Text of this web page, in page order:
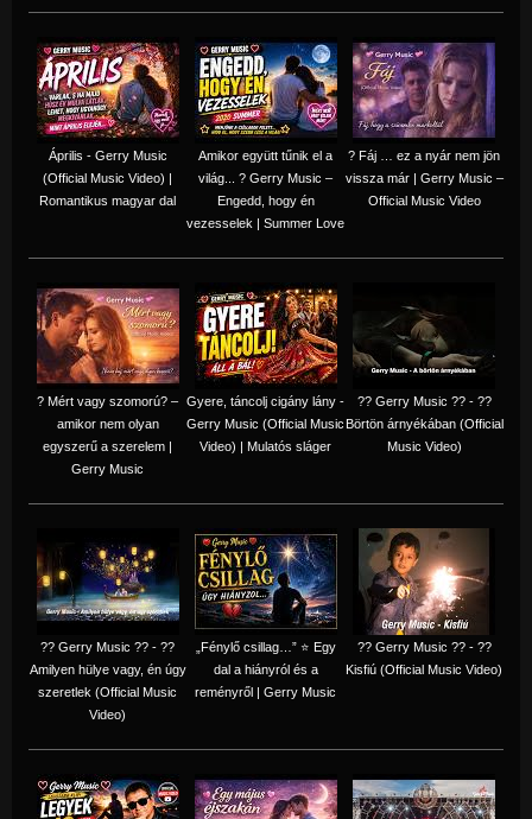
Április - Gerry Music
(Official Music Video) |
Romantikus magyar dal
Amikor együtt tűnik el a
világ... ? Gerry Music –
Engedd, hogy én
vezesselek | Summer Love
? Fáj … ez a nyár nem jön
vissza már | Gerry Music –
Official Music Video
? Mért vagy szomorú? –
amikor nem olyan
egyszerű a szerelem |
Gerry Music
Gyere, táncolj cigány lány -
Gerry Music (Official Music
Video) | Mulatós sláger
?? Gerry Music ?? - ??
Börtön árnyékában (Official
Music Video)
?? Gerry Music ?? - ??
Amilyen hülye vagy, én úgy
szeretlek (Official Music
Video)
„Fénylő csillag…” ⭐ Egy
dal a hiányról és a
reményről | Gerry Music
?? Gerry Music ?? - ??
Kisfiú (Official Music Video)